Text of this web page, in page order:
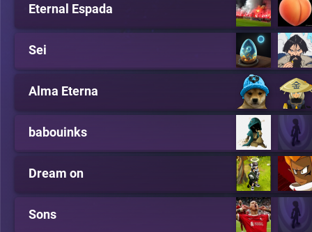
Eternal Espada
Sei
Alma Eterna
babouinks
Dream on
Sons